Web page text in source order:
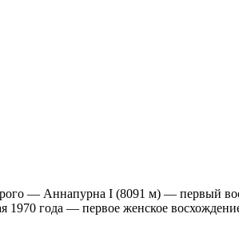
— Аннапурна I (8091 м) — первый
года — первое женское